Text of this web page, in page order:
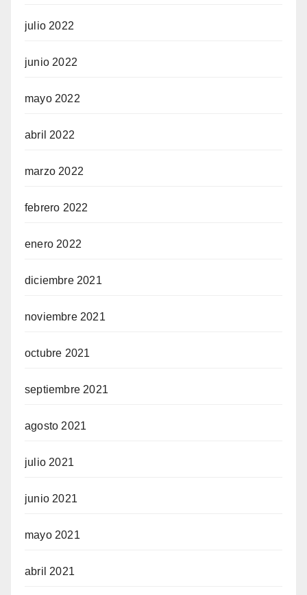
julio 2022
junio 2022
mayo 2022
abril 2022
marzo 2022
febrero 2022
enero 2022
diciembre 2021
noviembre 2021
octubre 2021
septiembre 2021
agosto 2021
julio 2021
junio 2021
mayo 2021
abril 2021